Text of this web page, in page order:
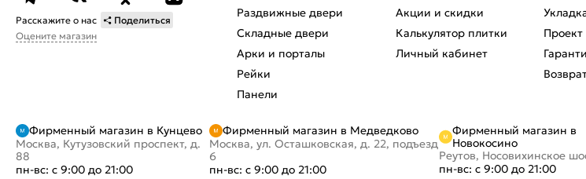
Расскажите о нас
Поделиться
Оцените магазин
Раздвижные двери
Складные двери
Арки и порталы
Рейки
Панели
Акции и скидки
Калькулятор плитки
Личный кабинет
Фирменный магазин в Кунцево
Москва, Кутузовский проспект, д.
88
пн-вс: с 9:00 до 21:00
Фирменный магазин в Медведково
Москва, ул. Осташковская, д. 22, подъезд
6
пн-вс: с 9:00 до 21:00
Фирменный магазин в
Новокосино
Реутов, Носовихинское
пн-вс: с 9:00 до 21:00